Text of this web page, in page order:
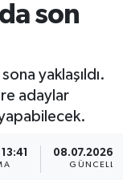
son
yaklaşıldı.
adaylar
yapabilecek.
08.07.2026 -